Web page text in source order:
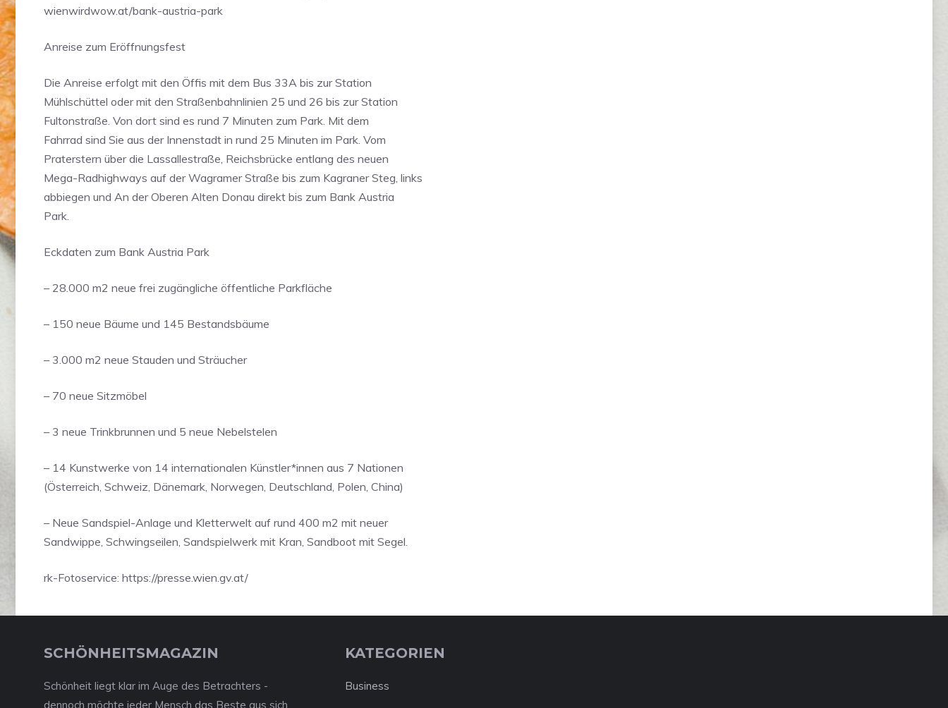
wienwirdwow.at/bank-austria-park
Anreise zum Eröffnungsfest
Die Anreise erfolgt mit den Öffis mit dem Bus 33A bis zur Station
Mühlschüttel oder mit den Straßenbahnlinien 25 und 26 bis zur Station
Fultonstraße. Von dort sind es rund 7 Minuten zum Park. Mit dem
Fahrrad sind Sie aus der Innenstadt in rund 25 Minuten im Park. Vom
Praterstern über die Lassallestraße, Reichsbrücke entlang des neuen
Mega-Radhighways auf der Wagramer Straße bis zum Kagraner Steg, links
abbiegen und An der Oberen Alten Donau direkt bis zum Bank Austria
Park.
Eckdaten zum Bank Austria Park
– 28.000 m2 neue frei zugängliche öffentliche Parkfläche
– 150 neue Bäume und 145 Bestandsbäume
– 3.000 m2 neue Stauden und Sträucher
– 70 neue Sitzmöbel
– 3 neue Trinkbrunnen und 5 neue Nebelstelen
– 14 Kunstwerke von 14 internationalen Künstler*innen aus 7 Nationen
(Österreich, Schweiz, Dänemark, Norwegen, Deutschland, Polen, China)
– Neue Sandspiel-Anlage und Kletterwelt auf rund 400 m2 mit neuer
Sandwippe, Schwingseilen, Sandspielwerk mit Kran, Sandboot mit Segel.
rk-Fotoservice: https://presse.wien.gv.at/
SCHÖNHEITSMAGAZIN
Schönheit liegt klar im Auge des Betrachters -
dennoch möchte jeder Mensch das Beste aus sich
KATEGORIEN
Business